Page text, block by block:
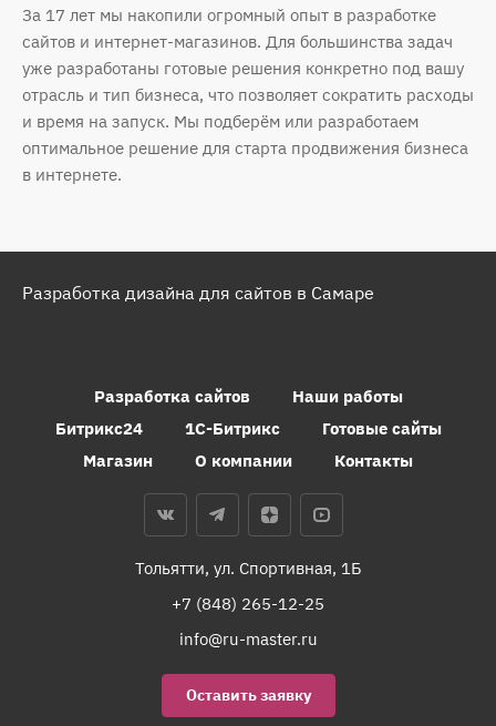
За 17 лет мы накопили огромный опыт в разработке
сайтов и интернет-магазинов. Для большинства задач
уже разработаны готовые решения конкретно под вашу
отрасль и тип бизнеса, что позволяет сократить расходы
и время на запуск. Мы подберём или разработаем
оптимальное решение для старта продвижения бизнеса
в интернете.
Разработка дизайна для сайтов в Самаре
Разработка сайтов
Наши работы
Битрикс24
1С-Битрикс
Готовые сайты
Магазин
О компании Контакты
Тольятти, ул. Спортивная, 1Б
+7 (848) 265-12-25
info@ru-master.ru
Оставить заявку